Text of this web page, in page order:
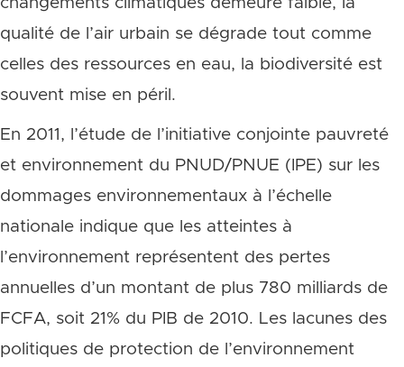
qualité de l’air urbain se dégrade tout comme
celles des ressources en eau, la biodiversité est
souvent mise en péril.
En 2011, l’étude de l’initiative conjointe pauvreté
et environnement du PNUD/PNUE (IPE) sur les
dommages environnementaux à l’échelle
nationale indique que les atteintes à
l’environnement représentent des pertes
annuelles d’un montant de plus 780 milliards de
FCFA, soit 21% du PIB de 2010. Les lacunes des
politiques de protection de l’environnement